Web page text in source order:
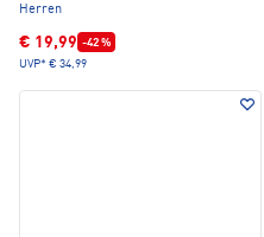
Herren
€ 19,99 -42 %
UVP* € 34,99